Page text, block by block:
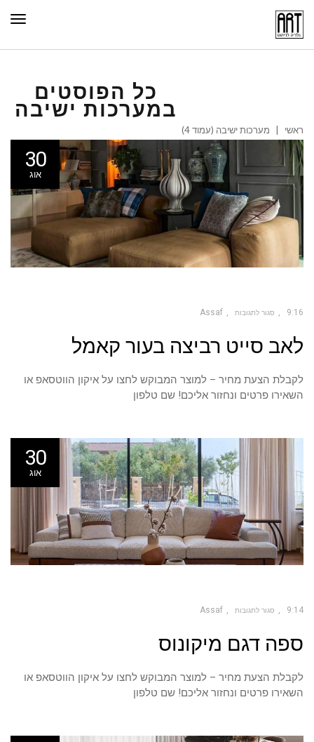
ראשי מערכות ישיבה (עמוד 4)
כל הפוסטים
במערכות ישיבה
30
אוג
9:16 סגור לתגובות
סייט
רביצה
Assaf
לאב סייט רביצה בעור קאמל
לקבלת הצעת מחיר – למוצר המבוקש לחצו על איקון הווטסאפ או
השאירו פרטים ונחזור אליכם! שם טלפון
30
אוג
9:14 סגור לתגובות
דגם
מיקונוס
Assaf
ספה דגם מיקונוס
לקבלת הצעת מחיר – למוצר המבוקש לחצו על איקון הווטסאפ או
השאירו פרטים ונחזור אליכם! שם טלפון